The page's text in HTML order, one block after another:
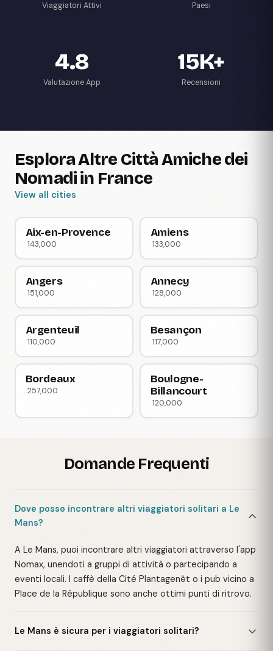
Viaggiatori Attivi Paesi
4.8
Valutazione App
15K+
Recensioni
Esplora Altre Città Amiche dei
Nomadi in France
View all cities
Aix-en-Provence
143,000
Amiens
133,000
Angers
151,000
Annecy
128,000
Argenteuil
110,000
Besançon
117,000
Bordeaux
257,000
Boulogne-
Billancourt
120,000
Domande Frequenti
Dove posso incontrare altri viaggiatori solitari a Le
Mans?
A Le Mans, puoi incontrare altri viaggiatori attraverso l'app
Nomax, unendoti a gruppi di attività o partecipando a
eventi locali. I caffè della Cité Plantagenêt o i pub vicino a
Place de la République sono anche ottimi punti di ritrovo.
Le Mans è sicura per i viaggiatori solitari?